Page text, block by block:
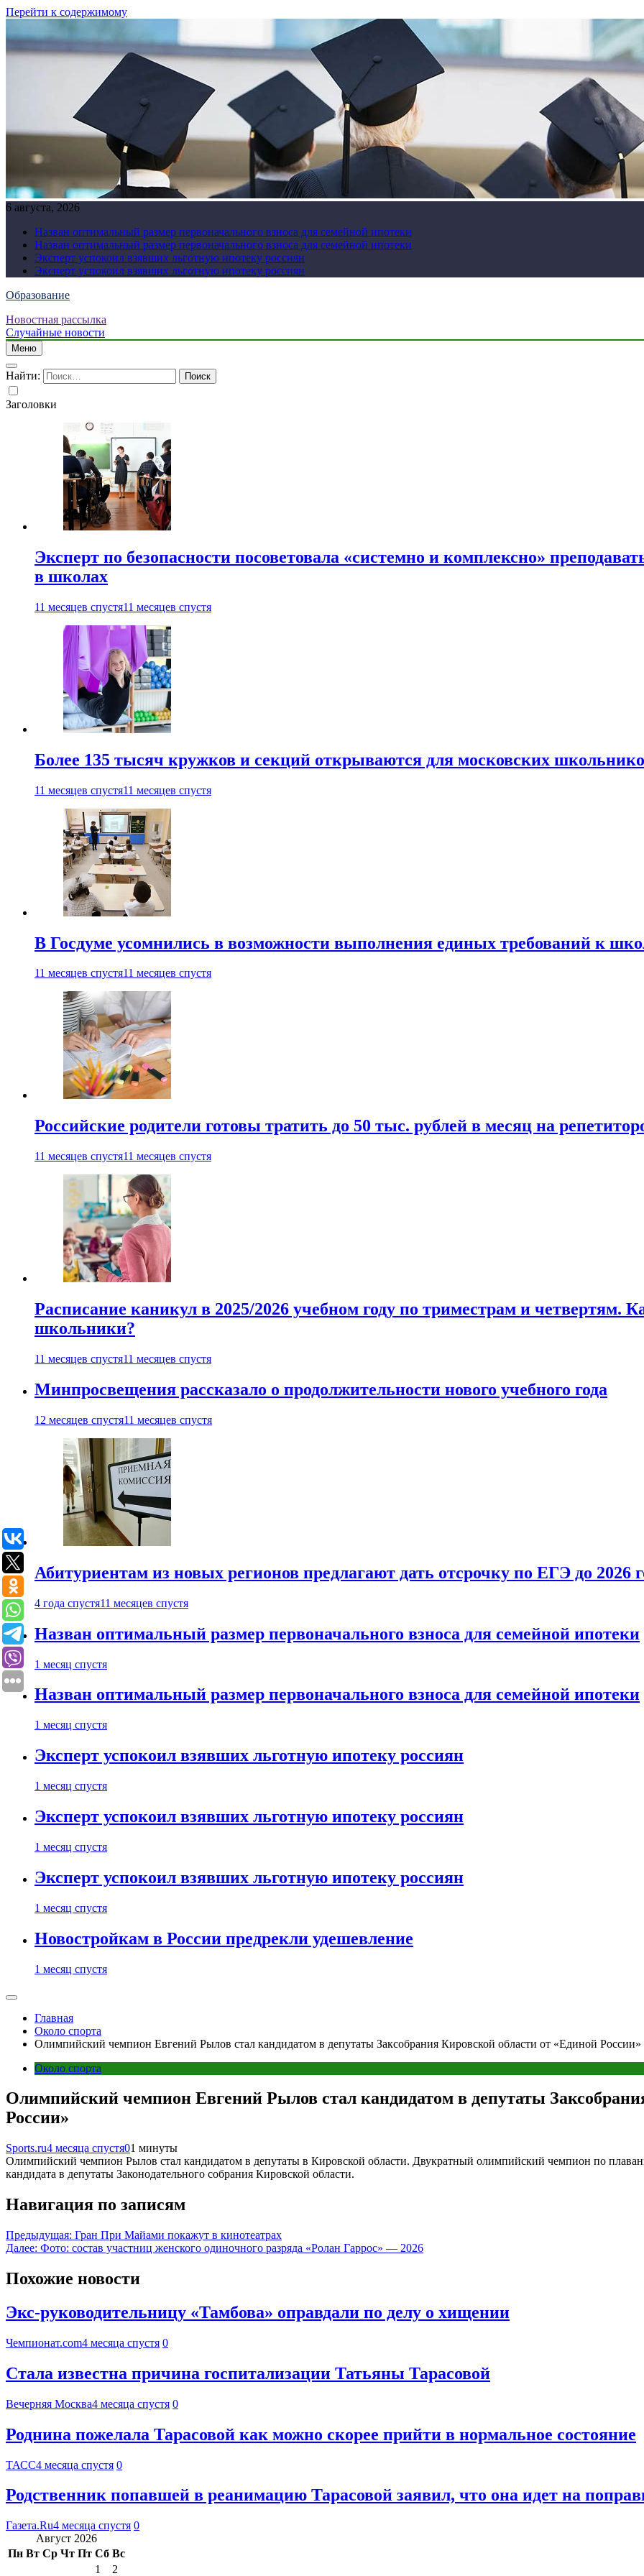
Перейти к содержимому
6 августа, 2026
Назван оптимальный размер первоначального взноса для семейной ипотеки
Назван оптимальный размер первоначального взноса для семейной ипотеки
Эксперт успокоил взявших льготную ипотеку россиян
Эксперт успокоил взявших льготную ипотеку россиян
Образование
Новостная рассылка
Случайные новости
Меню
Найти:
Заголовки
Эксперт по безопасности посоветовала «системно и комплексно»
в школах
11 месяцев спустя11 месяцев спустя
Более 135 тысяч кружков и секций открываются для московских
11 месяцев спустя11 месяцев спустя
В Госдуме усомнились в возможности выполнения единых требований к
11 месяцев спустя11 месяцев спустя
Российские родители готовы тратить до 50 тыс. рублей в месяц на
11 месяцев спустя11 месяцев спустя
Расписание каникул в 2025/2026 учебном году по триместрам и четвертям.
школьники?
11 месяцев спустя11 месяцев спустя
Минпросвещения рассказало о продолжительности нового учебного года
12 месяцев спустя11 месяцев спустя
Абитуриентам из новых регионов предлагают дать отсрочку по ЕГЭ до 2026
4 года спустя11 месяцев спустя
Назван оптимальный размер первоначального взноса для семейной ипотеки
1 месяц спустя
Назван оптимальный размер первоначального взноса для семейной ипотеки
1 месяц спустя
Эксперт успокоил взявших льготную ипотеку россиян
1 месяц спустя
Эксперт успокоил взявших льготную ипотеку россиян
1 месяц спустя
Эксперт успокоил взявших льготную ипотеку россиян
1 месяц спустя
Новостройкам в России предрекли удешевление
1 месяц спустя
Главная
Около спорта
Олимпийский чемпион Евгений Рылов стал кандидатом в депутаты Заксобрания Кировской области от «Единой России»
Около спорта
Олимпийский чемпион Евгений Рылов стал кандидатом в депутаты
России»
Sports.ru4 месяца спустя01 минуты
Олимпийский чемпион Рылов стал кандидатом в депутаты в Кировской области. Двукратный олимпийский чемпион по
кандидата в депутаты Законодательного собрания Кировской области.
Навигация по записям
Предыдущая: Гран При Майами покажут в кинотеатрах
Далее: Фото: состав участниц женского одиночного разряда «Ролан Гаррос» — 2026
Похожие новости
Экс-руководительницу «Тамбова» оправдали по делу о хищении
Чемпионат.com4 месяца спустя 0
Стала известна причина госпитализации Татьяны Тарасовой
Вечерняя Москва4 месяца спустя 0
Роднина пожелала Тарасовой как можно скорее прийти в нормальное состояние
ТАСС4 месяца спустя 0
Родственник попавшей в реанимацию Тарасовой заявил, что она идет на
Газета.Ru4 месяца спустя 0
Август 2026
Пн Вт Ср Чт Пт Сб Вс
1
2